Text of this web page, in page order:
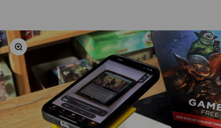
Bild vergrößern